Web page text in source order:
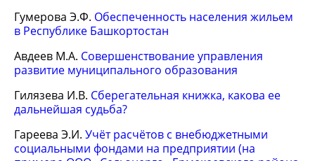
Гумерова Э.Ф. Обеспеченность населения жильем
в Республике Башкортостан
Авдеев М.А. Совершенствование управления
развитие муниципального образования
Гилязева И.В. Сберегательная книжка, какова ее
дальнейшая судьба?
Гареева Э.И. Учёт расчётов с внебюджетными
социальными фондами на предприятии (на